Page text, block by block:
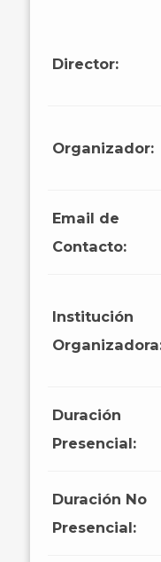
Director:
Organizador:
Email de
Contacto:
Institución
Duración
Presencial:
Duración No
Presencial: